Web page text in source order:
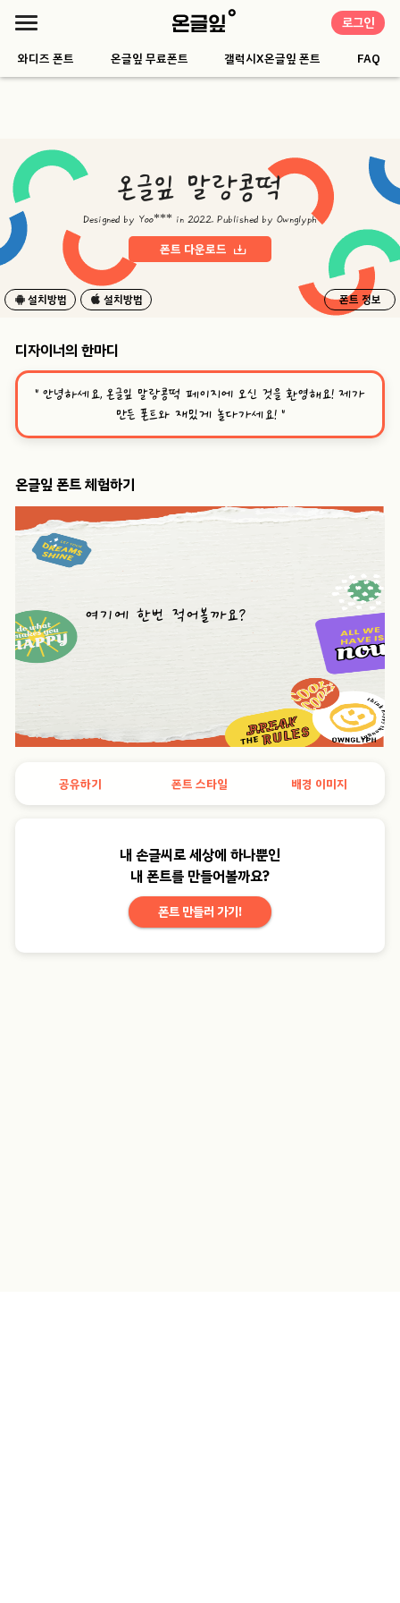
로그인
와디즈 폰트 온글잎 무료폰트 갤럭시X온글잎 폰트 FAQ
온글잎 말랑콩떡
Designed by Yoo*** in 2022. Published by Ownglyph
폰트 다운로드
설치방법 설치방법 폰트 정보
디자이너의 한마디
“ 안녕하세요, 온글잎 말랑콩떡 페이지에 오신 것을 환영해요! 제가
만든 폰트와 재밌게 놀다가세요!”
온글잎 폰트 체험하기
공유하기 폰트 스타일 배경 이미지
내 손글씨로 세상에 하나뿐인
내 폰트를 만들어볼까요?
폰트 만들러 가기!